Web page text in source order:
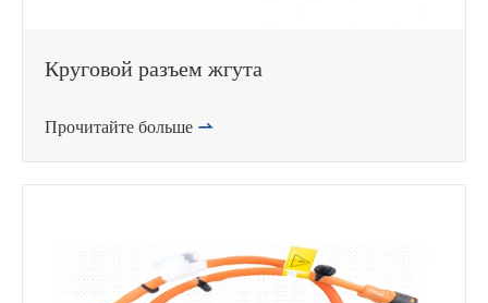
Круговой разъем жгута
Прочитайте больше 